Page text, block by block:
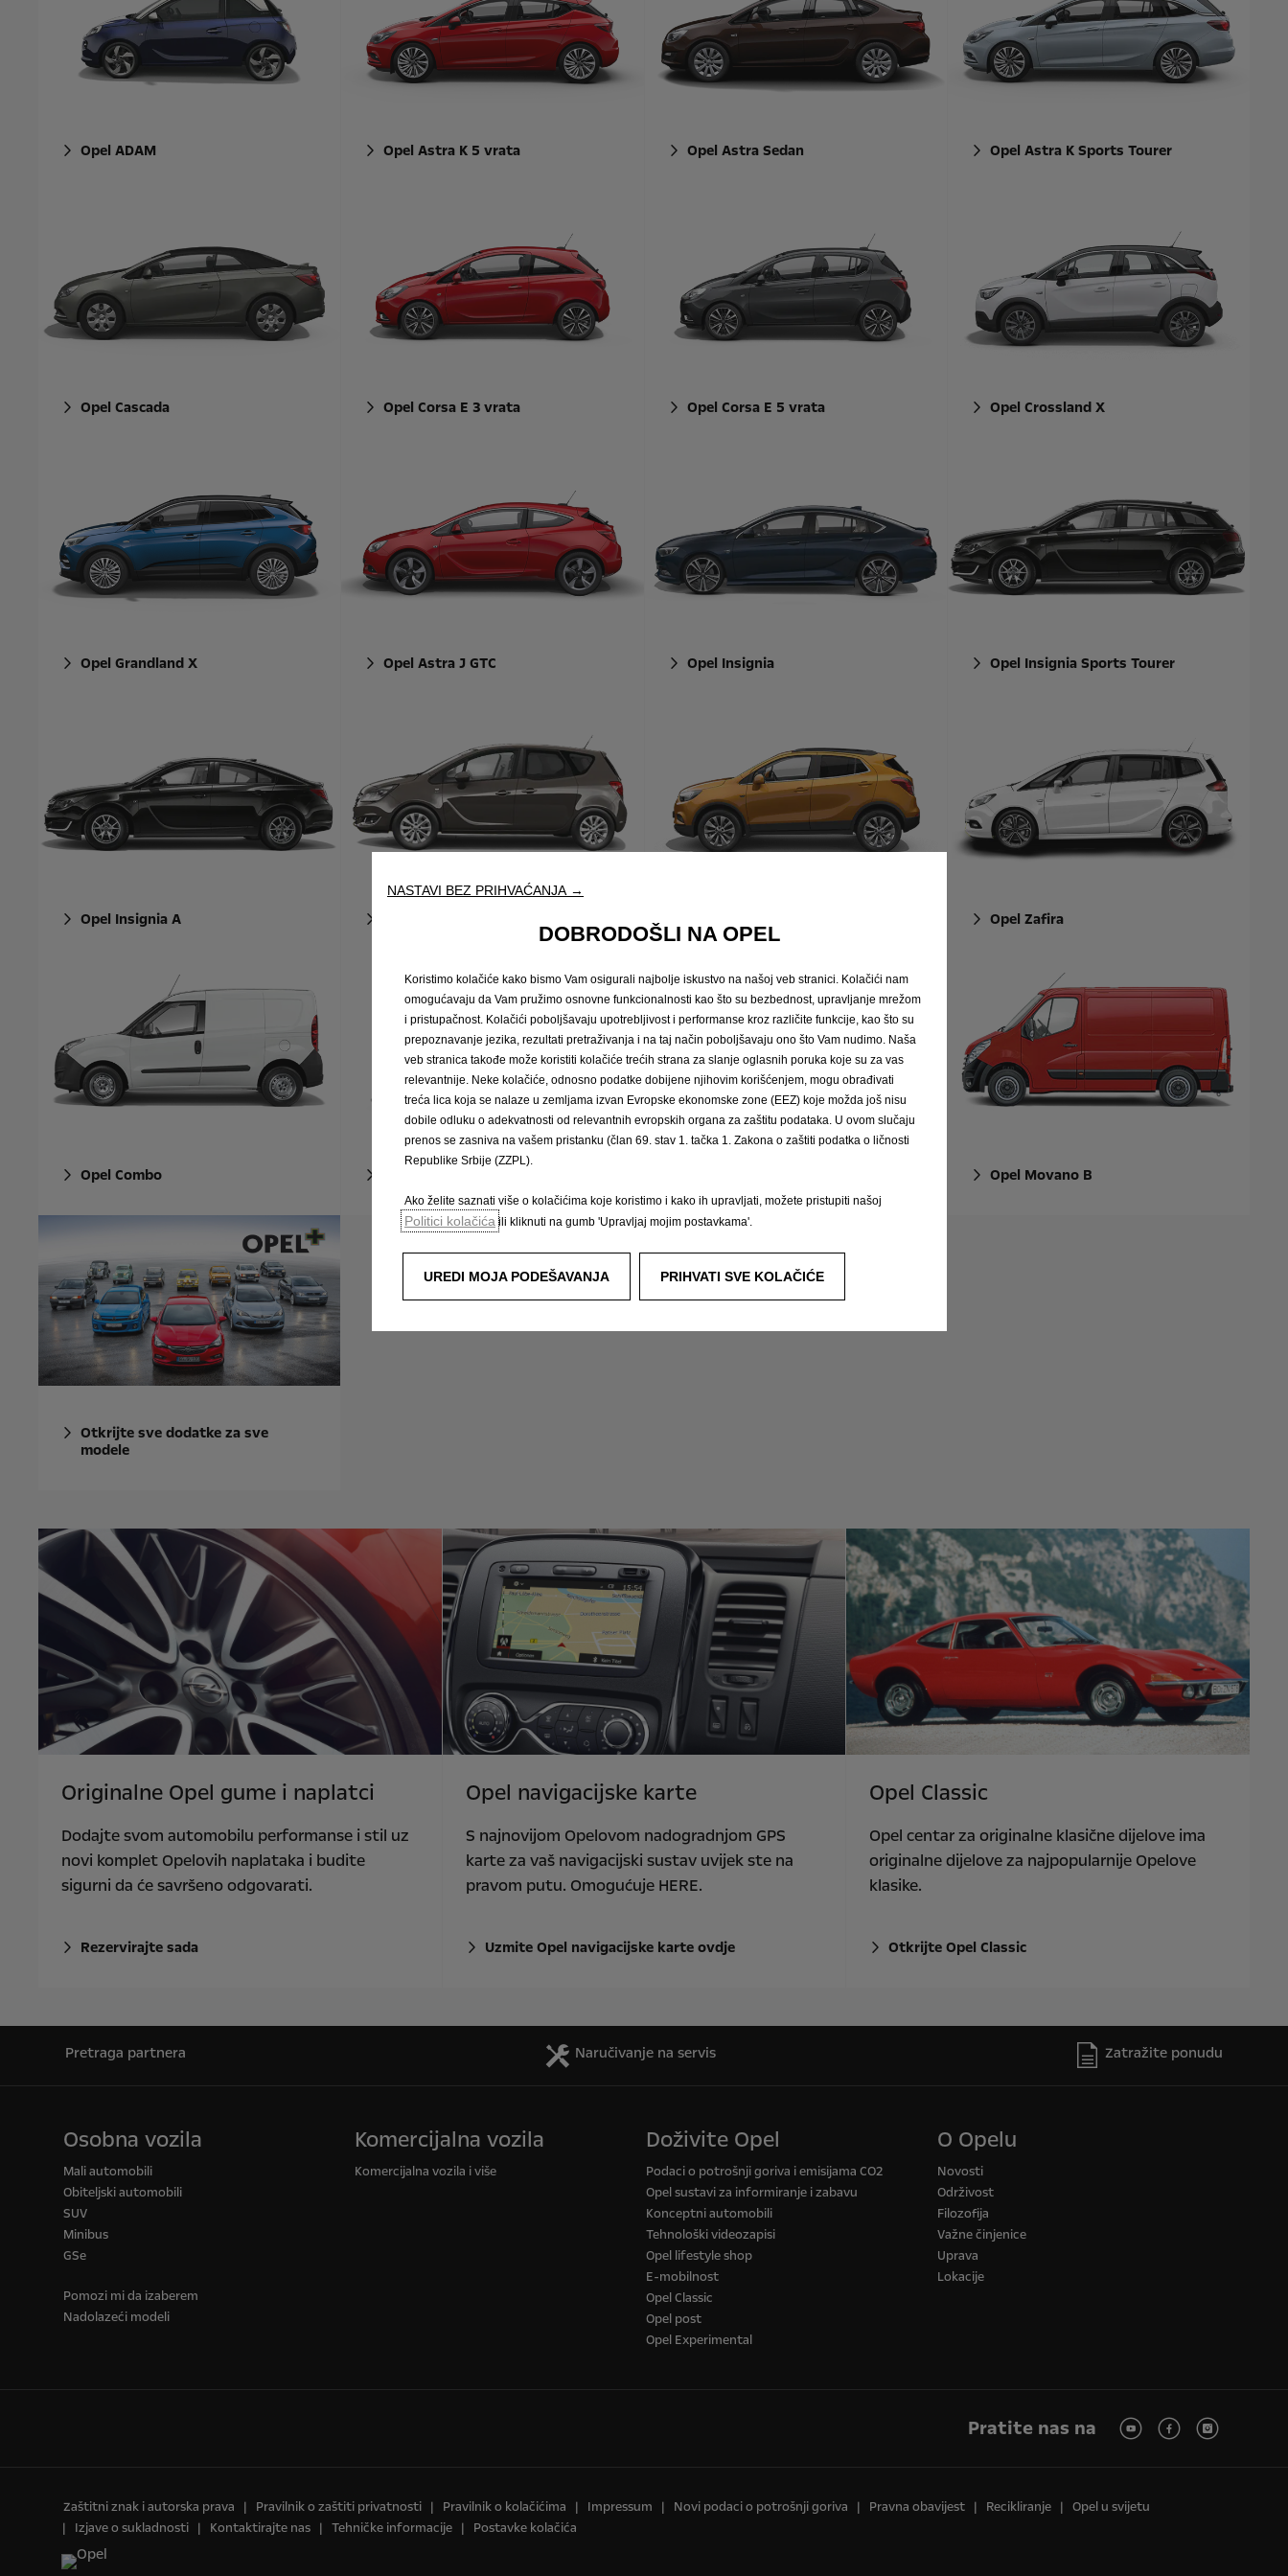
Opel ADAM Opel Astra K 5 vrata Opel Astra Sedan Opel Astra K Sports Tourer
Opel Cascada Opel Corsa E 3 vrata Opel Corsa E 5 vrata Opel Crossland X
Opel Grandland X Opel Astra J GTC Opel Insignia Opel Insignia Sports Tourer
Opel Insignia A Opel Zafira
Opel Combo Opel Movano B
Otkrijte sve dodatke za sve
modele
Originalne Opel gume i naplatci
Dodajte svom automobilu performanse i stil uz
novi komplet Opelovih naplataka i budite
sigurni da će savršeno odgovarati.
Rezervirajte sada
Opel navigacijske karte
S najnovijom Opelovom nadogradnjom GPS
karte za vaš navigacijski sustav uvijek ste na
pravom putu. Omogućuje HERE.
Uzmite Opel navigacijske karte ovdje
Opel Classic
Opel centar za originalne klasične dijelove ima
originalne dijelove za najpopularnije Opelove
klasike.
Otkrijte Opel Classic
Pretraga partnera Naručivanje na servis Zatražite ponudu
Osobna vozila
Mali automobili
Obiteljski automobili
SUV
Minibus
GSe
Pomozi mi da izaberem
Nadolazeći modeli
Komercijalna vozila
Komercijalna vozila i više
Doživite Opel
Podaci o potrošnji goriva i emisijama CO2
Opel sustavi za informiranje i zabavu
Konceptni automobili
Tehnološki videozapisi
Opel lifestyle shop
E-mobilnost
Opel Classic
Opel post
Opel Experimental
O Opelu
Novosti
Održivost
Filozofija
Važne činjenice
Uprava
Lokacije
Pratite nas na
Zaštitni znak i autorska prava Pravilnik o zaštiti privatnosti Pravilnik o kolačićima Impressum Novi podaci o potrošnji goriva Pravna obavijest Recikliranje
Opel u svijetu
Izjave o sukladnosti
Kontaktirajte nas Tehničke informacije Postavke kolačića
NASTAVI BEZ PRIHVAĆANJA →
DOBRODOŠLI NA OPEL
Koristimo kolačiće kako bismo Vam osigurali najbolje iskustvo na našoj veb stranici. Kolačići nam
omogućavaju da Vam pružimo osnovne funkcionalnosti kao što su bezbednost, upravljanje mrežom
i pristupačnost. Kolačići poboljšavaju upotrebljivost i performanse kroz različite funkcije, kao što su
prepoznavanje jezika, rezultati pretraživanja i na taj način poboljšavaju ono što Vam nudimo. Naša
veb stranica takođe može koristiti kolačiće trećih strana za slanje oglasnih poruka koje su za vas
relevantnije. Neke kolačiće, odnosno podatke dobijene njihovim korišćenjem, mogu obrađivati
treća lica koja se nalaze u zemljama izvan Evropske ekonomske zone (EEZ) koje možda još nisu
dobile odluku o adekvatnosti od relevantnih evropskih organa za zaštitu podataka. U ovom slučaju
prenos se zasniva na vašem pristanku (član 69. stav 1. tačka 1. Zakona o zaštiti podatka o ličnosti
Republike Srbije (ZZPL).
Ako želite saznati više o kolačićima koje koristimo i kako ih upravljati, možete pristupiti našoj
Politici kolačića ili kliknuti na gumb 'Upravljaj mojim postavkama'.
UREDI MOJA PODEŠAVANJA PRIHVATI SVE KOLAČIĆE